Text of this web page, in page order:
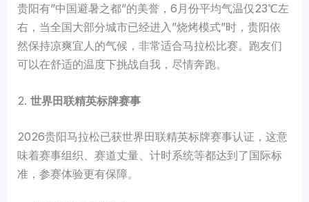
贵阳有”中国避暑之都”的美誉，6月份平均气温仅23℃左
右，当全国大部分城市已经进入”烧烤模式”时，贵阳依
然保持凉爽宜人的气候，非常适合马拉松比赛。跑友们
可以在舒适的温度下挑战自我，尽情奔跑。
2.世界田联精英标牌赛事
2026贵阳马拉松已获世界田联精英标牌赛事认证，这意
味着赛事组织、赛道丈量、计时系统等都达到了国际标
准，参赛体验更有保障。